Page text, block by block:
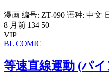
漫画 编号: ZT-090 语种: 中文
8 月前 134 50
VIP
BL COMIC
等速直線運動 (パ